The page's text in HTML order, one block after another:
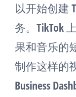
以开始创建
务。TikTok
果和音乐的
制作这样的
Business